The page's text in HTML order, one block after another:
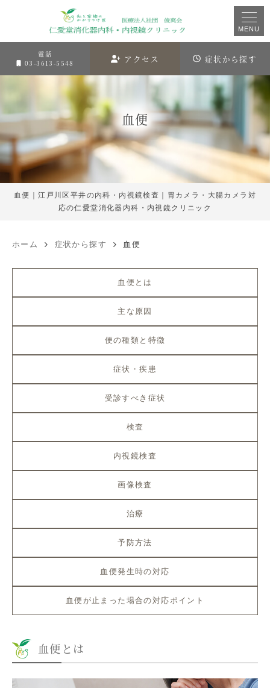
MENU
電話
03-3613-5548
アクセス 症状から探す
血便
血便｜江戸川区平井の内科・内視鏡検査｜胃カメラ・大腸カメラ対
応の仁愛堂消化器内科・内視鏡クリニック
ホーム 症状から探す 血便
血便とは
主な原因
便の種類と特徴
症状・疾患
受診すべき症状
検査
内視鏡検査
画像検査
治療
予防方法
血便発生時の対応
血便が止まった場合の対応ポイント
血便とは